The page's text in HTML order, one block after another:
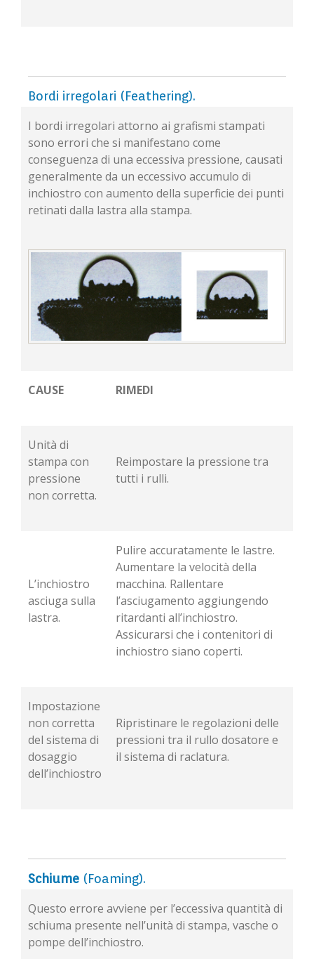
Bordi irregolari (Feathering).
I bordi irregolari attorno ai grafismi stampati
sono errori che si manifestano come
conseguenza di una eccessiva pressione, causati
generalmente da un eccessivo accumulo di
inchiostro con aumento della superficie dei punti
retinati dalla lastra alla stampa.
CAUSE RIMEDI
Unità di
stampa con
pressione
non corretta.
Reimpostare la pressione tra
tutti i rulli.
L’inchiostro
asciuga sulla
lastra.
Pulire accuratamente le lastre.
Aumentare la velocità della
macchina. Rallentare
l’asciugamento aggiungendo
ritardanti all’inchiostro.
Assicurarsi che i contenitori di
inchiostro siano coperti.
Impostazione
non corretta
del sistema di
dosaggio
dell’inchiostro
Ripristinare le regolazioni delle
pressioni tra il rullo dosatore e
il sistema di raclatura.
Schiume (Foaming).
Questo errore avviene per l’eccessiva quantità di
schiuma presente nell’unità di stampa, vasche o
pompe dell’inchiostro.